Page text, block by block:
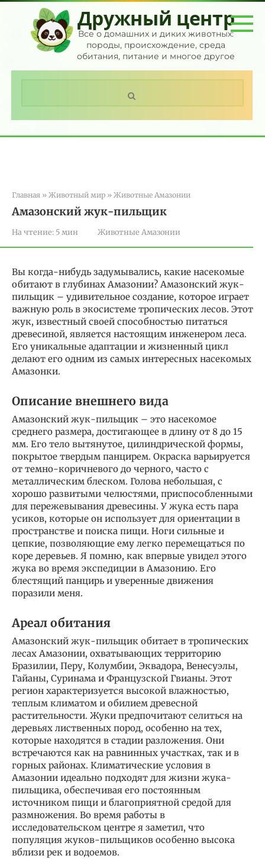
Перейти
контенту
Дружный центр
Все о домашних и диких животных:
породы, происхождение, среда
обитания, питание и многое другое
Главная » Животный мир » Животные Амазонии
Амазонский жук-пильщик
На чтение: 5 мин Животные Амазонии
Вы когда-нибудь задумывались, какие насекомые
обитают в глубинах Амазонии? Амазонский жук-
пильщик – удивительное создание, которое играет
важную роль в экосистеме тропических лесов. Этот
жук, известный своей способностью питаться
древесиной, является настоящим инженером леса.
Его уникальные адаптации и жизненный цикл
делают его одним из самых интересных насекомых
Амазонки.
Описание внешнего вида
Амазонский жук-пильщик – это насекомое
среднего размера, достигающее в длину от 8 до 15
мм. Его тело вытянутое, цилиндрической формы,
покрытое твердым панцирем. Окраска варьируется
от темно-коричневого до черного, часто с
металлическим блеском. Голова небольшая, с
хорошо развитыми челюстями, приспособленными
для пережевывания древесины. У жука есть пара
усиков, которые он использует для ориентации в
пространстве и поиска пищи. Ноги сильные и
цепкие, позволяющие ему легко перемещаться по
коре деревьев. Я помню, как впервые увидел этого
жука во время экспедиции в Амазонию. Его
блестящий панцирь и уверенные движения
поразили меня.
Ареал обитания
Амазонский жук-пильщик обитает в тропических
лесах Амазонии, охватывающих территорию
Бразилии, Перу, Колумбии, Эквадора, Венесуэлы,
Гайаны, Суринама и Французской Гвианы. Этот
регион характеризуется высокой влажностью,
теплым климатом и обилием древесной
растительности. Жуки предпочитают селиться на
деревьях лиственных пород, особенно на тех,
которые находятся в стадии разложения. Они
встречаются как на равнинных участках, так и в
горных районах. Климатические условия в
Амазонии идеально подходят для жизни жука-
пильщика, обеспечивая его постоянным
источником пищи и благоприятной средой для
размножения. Во время работы в
исследовательском центре я заметил, что
популяция жуков-пильщиков особенно высока
вблизи рек и водоемов.